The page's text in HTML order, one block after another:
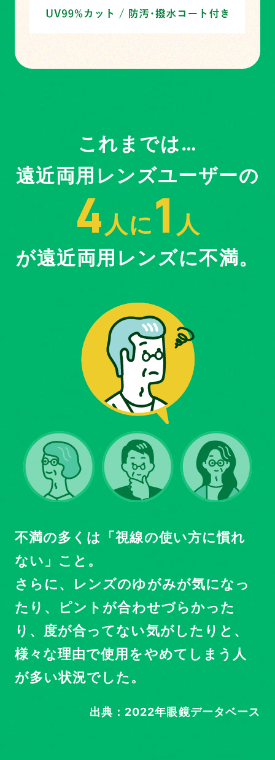
これまでは…
遠近両用レンズユーザーの
4 人に1 人
が遠近両用レンズに不満。
不満の多くは「視線の使い方に慣れ
ない」こと。
さらに、レンズのゆがみが気になっ
たり、
ピントが合わせづらかった
り、度が合ってない気がしたりと、
様々な理由で使用をやめてしまう人
が多い状況でした。
出典：2022年眼鏡データベース